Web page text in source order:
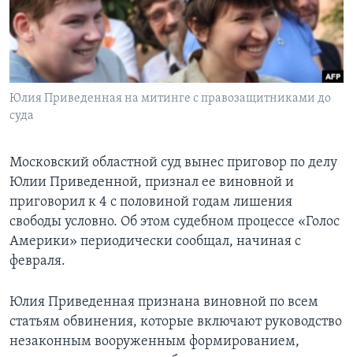
Learning English
СОЦИАЛЬНЫЕ СЕТИ
Юлия Приведенная на митинге с правозащитниками до
суда
Московский областной суд вынес приговор по делу
Юлии Приведенной, признал ее виновной и
приговорил к 4 с половиной годам лишения
свободы условно. Об этом судебном процессе «Голос
Америки» периодически сообщал, начиная с
февраля.
Юлия Приведенная признана виновной по всем
статьям обвинения, которые включают руководство
незаконным вооруженным формированием,